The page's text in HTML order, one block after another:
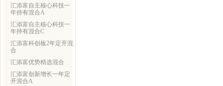
汇添富自主核心科技一
年持有混合A
汇添富自主核心科技一
年持有混合C
汇添富科创板2年定开混
合
汇添富优势精选混合
汇添富创新增长一年定
开混合A